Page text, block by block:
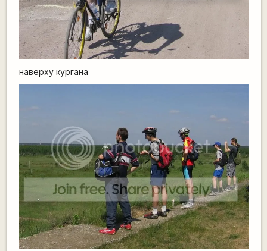
наверху кургана